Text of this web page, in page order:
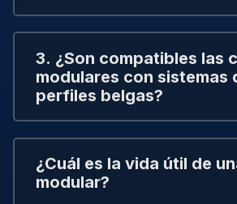
3. ¿Son compatibles las
modulares con sistemas
perfiles belgas?
¿Cuál es la vida útil de
modular?